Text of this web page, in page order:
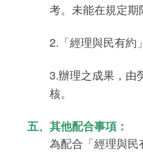
考。未能在規定
2.「經理與民有約
3.辦理之成果，由
核。
五、 其他配合事項：
為配合「經理與